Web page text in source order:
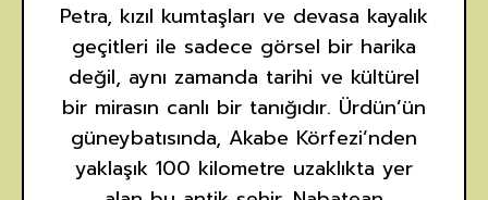
Petra, kızıl kumtaşları ve devasa kayalık
geçitleri ile sadece görsel bir harika
değil, aynı zamanda tarihi ve kültürel
bir mirasın canlı bir tanığıdır. Ürdün’ün
güneybatısında, Akabe Körfezi’nden
yaklaşık 100 kilometre uzaklıkta yer